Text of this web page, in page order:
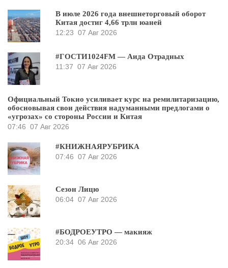
В июле 2026 года внешнеторговый оборот
Китая достиг 4,66 трлн юаней
12:23 07 Авг 2026
#ГОСТИ1024FM — Аида Отрадных
11:37 07 Авг 2026
Официальный Токио усиливает курс на ремилитаризацию,
обосновывая свои действия надуманными предлогами о
«угрозах» со стороны России и Китая
07:46 07 Авг 2026
#КНИЖНАЯРУБРИКА
07:46 07 Авг 2026
Сезон Лицю
06:04 07 Авг 2026
#БОДРОЕУТРО — макияж
20:34 06 Авг 2026